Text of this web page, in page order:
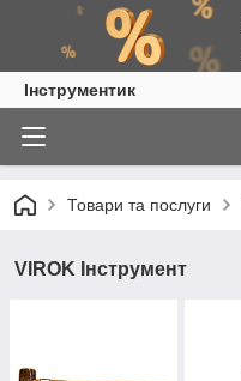
Інструментик
Товари та послуги
VIROK Інструмент